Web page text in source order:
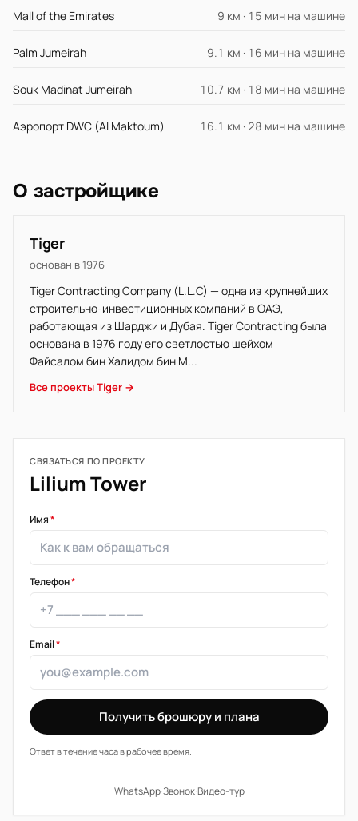
Mall of the Emirates 9 км · 15 мин на машине
Palm Jumeirah 9.1 км · 16 мин на машине
Souk Madinat Jumeirah 10.7 км · 18 мин на машине
Аэропорт DWC (Al Maktoum) 16.1 км · 28 мин на машине
О застройщике
Tiger
основан в 1976
Tiger Contracting Company (L.L.C) — одна из крупнейших
строительно-инвестиционных компаний в ОАЭ,
работающая из Шарджи и Дубая. Tiger Contracting была
основана в 1976 году его светлостью шейхом
Файсалом бин Халидом бин М...
Все проекты Tiger →
СВЯЗАТЬСЯ ПО ПРОЕКТУ
Lilium Tower
Имя*
Телефон*
Email*
Получить брошюру и плана
Ответ в течение часа в рабочее время.
WhatsApp·Звонок·Видео-тур